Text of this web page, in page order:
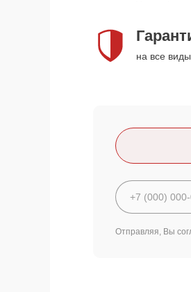
на все
Отправляя, Вы